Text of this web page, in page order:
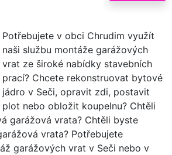
Potřebujete v obci Chrudim využít
naši službu montáže garážových
vrat ze široké nabídky stavebních
prací? Chcete rekonstruovat bytové
jádro v Seči, opravit zdi, postavit
plot nebo obložit koupelnu? Chtěli
garážová vrata? Chtěli byste
vrata? Potřebujete
garážových vrat v Seči nebo v